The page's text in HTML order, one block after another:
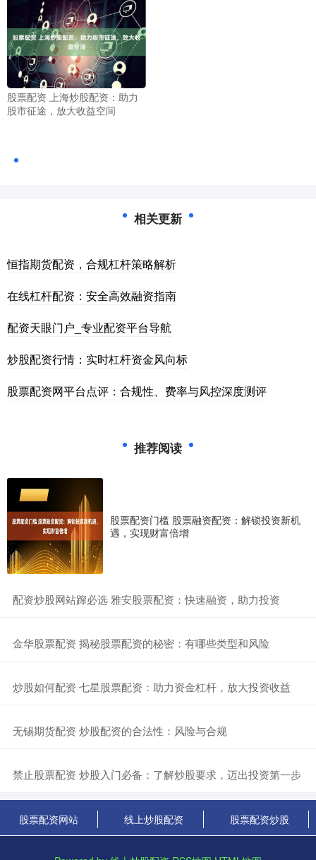
股票配资 上海炒股配资：助力
股市征途，放大收益空间
相关更新
恒指期货配资，合规杠杆策略解析
在线杠杆配资：安全高效融资指南
配资天眼门户_专业配资平台导航
炒股配资行情：实时杠杆资金风向标
股票配资网平台点评：合规性、费率与风控深度测评
推荐阅读
股票配资门槛 股票融资配资：解锁投资新机
遇，实现财富倍增
​配资炒股网站蹿必选 雅安股票配资：快速融资，助力投资
​金华股票配资 揭秘股票配资的秘密：有哪些类型和风险
​炒股如何配资 七星股票配资：助力资金杠杆，放大投资收益
​无锡期货配资 炒股配资的合法性：风险与合规
​禁止股票配资 炒股入门必备：了解炒股要求，迈出投资第一步
股票配资网站 线上炒股配资 股票配资炒股